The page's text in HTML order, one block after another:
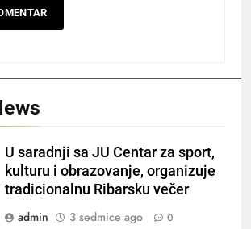
U saradnji sa JU Centar za sport,
kulturu i obrazovanje, organizuje
tradicionalnu Ribarsku večer
admin
3 sedmice ago 0